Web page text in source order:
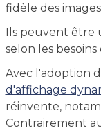
fidèle des
Ils peuvent être
selon les
Avec l'adoption
d'affichage
réinvente,
Contrairement